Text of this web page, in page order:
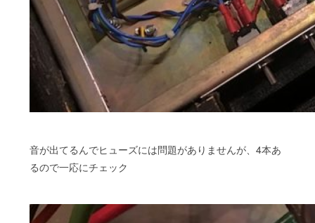
音が出てるんでヒューズには問題がありませんが、4本あ
るので一応にチェック